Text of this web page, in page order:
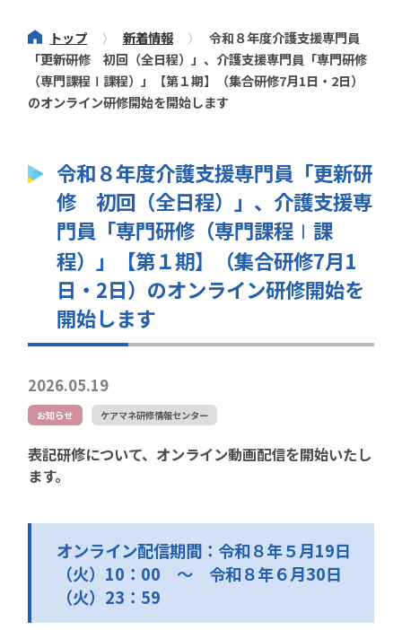
トップ 新着情報
令和８年度介護支援専門員
「更新研修 初回（全日程）」、介護支援専門員「専門研修
（専門課程Ⅰ課程）」【第１期】（集合研修7月1日・2日）
のオンライン研修開始を開始します
令和８年度介護支援専門員「更新研
修 初回（全日程）」、介護支援専
門員「専門研修（専門課程Ⅰ課
程）」【第１期】（集合研修7月1
日・2日）のオンライン研修開始を
開始します
2026.05.19
お知らせ ケアマネ研修情報センター
表記研修について、オンライン動画配信を開始いたし
ます。
オンライン配信期間：令和８年５月19日
（火）10：00 ～ 令和８年６月30日
（火）23：59